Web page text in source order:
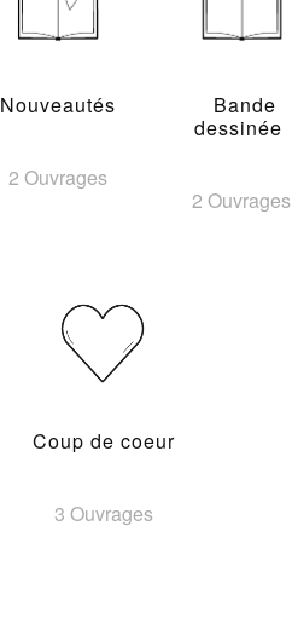
Nouveautés
2 Ouvrages
Bande
dessinée
2 Ouvrages
Coup de coeur
3 Ouvrages